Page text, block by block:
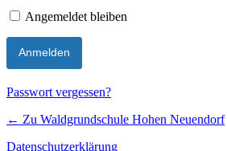
Angemeldet bleiben
Passwort vergessen?
← Zu Waldgrundschule Hohen Neuendorf
Datenschutzerklärung